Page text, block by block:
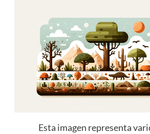
Esta imagen representa